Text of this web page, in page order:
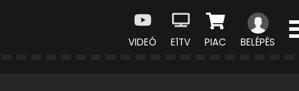
VIDEÓ E1TV PIAC BELÉPÉS